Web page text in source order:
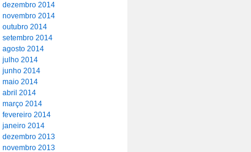
dezembro 2014
novembro 2014
outubro 2014
setembro 2014
agosto 2014
julho 2014
junho 2014
maio 2014
abril 2014
março 2014
fevereiro 2014
janeiro 2014
dezembro 2013
novembro 2013